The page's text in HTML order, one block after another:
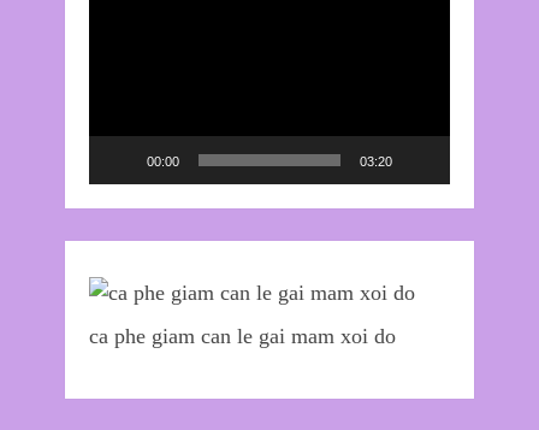
00:00 03:20
ca phe giam can le gai mam xoi do